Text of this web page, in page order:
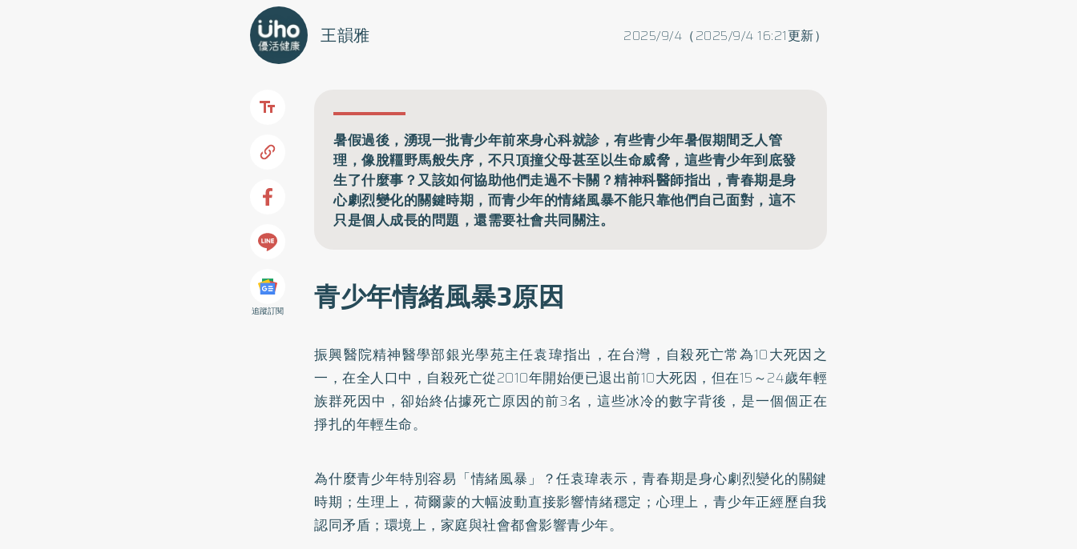
2025/9/4（2025/9/4 16:21更新）
王韻雅
追蹤訂閱
暑假過後，湧現一批青少年前來身心科就診，有些青少年暑假期間乏人管
理，像脫韁野馬般失序，不只頂撞父母甚至以生命威脅，這些青少年到底發
生了什麼事？又該如何協助他們走過不卡關？精神科醫師指出，青春期是身
心劇烈變化的關鍵時期，而青少年的情緒風暴不能只靠他們自己面對，這不
只是個人成長的問題，還需要社會共同關注。
青少年情緒風暴3原因
振興醫院精神醫學部銀光學苑主任袁瑋指出，在台灣，自殺死亡常為10大死因之
一，在全人口中，自殺死亡從2010年開始便已退出前10大死因，但在15～24歲年輕
族群死因中，卻始終佔據死亡原因的前3名，這些冰冷的數字背後，是一個個正在
掙扎的年輕生命。
為什麼青少年特別容易「情緒風暴」？任袁瑋表示，青春期是身心劇烈變化的關鍵
時期；生理上，荷爾蒙的大幅波動直接影響情緒穩定；心理上，青少年正經歷自我
認同矛盾；環境上，家庭與社會都會影響青少年。